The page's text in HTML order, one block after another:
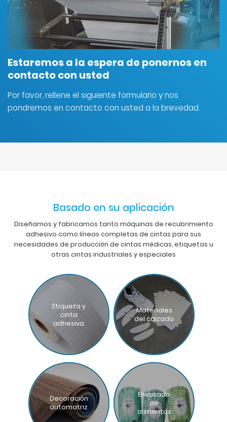
Estaremos a la espera de ponernos en
contacto con usted
Por favor, rellene el siguiente formulario y nos
pondremos en contacto con usted a la brevedad.
Basado en su aplicación
Diseñamos y fabricamos tanto máquinas de recubrimiento
adhesivo como líneas completas de cintas para sus
necesidades de producción de cintas médicas, etiquetas u
otras cintas industriales y especiales
Etiqueta y
cinta
adhesiva
Materiales
del calzado
Decoración
automotriz
Envasado
de
alimentos